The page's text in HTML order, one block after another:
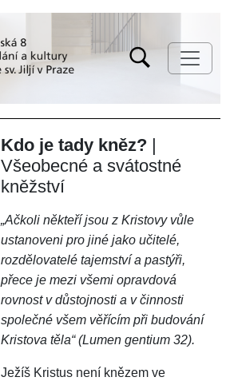
Kdo je tady kněz? |
Všeobecné a svátostné
kněžství
„Ačkoli někteří jsou z Kristovy vůle
ustanoveni pro jiné jako učitelé,
rozdělovatelé tajemství a pastýři,
přece je mezi všemi opravdová
rovnost v důstojnosti a v činnosti
společné všem věřícím při budování
Kristova těla“ (Lumen gentium 32).
Ježíš Kristus není knězem ve